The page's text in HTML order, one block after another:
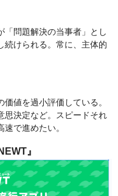
「問題解決の当事者」とし
続けられる。常に、主体的
値を過小評価している。
思決定など。スピードそれ
で進めたい。
』